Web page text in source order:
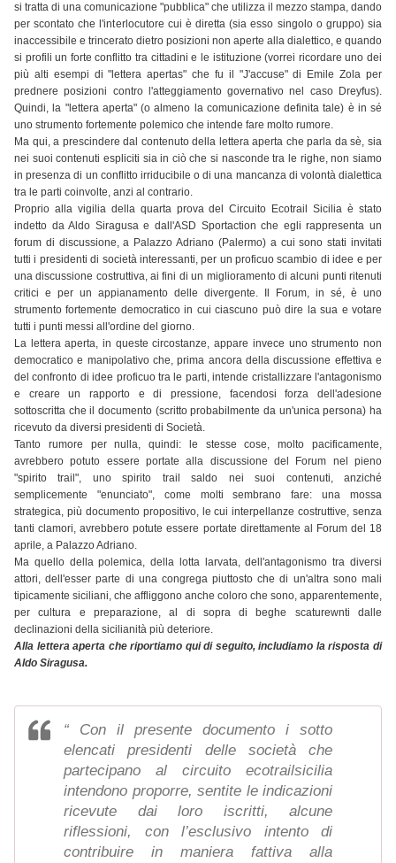
si tratta di una comunicazione "pubblica" che utilizza il mezzo stampa, dando
per scontato che l'interlocutore cui è diretta (sia esso singolo o gruppo) sia
inaccessibile e trincerato dietro posizioni non aperte alla dialettico, e quando
si profili un forte conflitto tra cittadini e le istituzione (vorrei ricordare uno dei
più alti esempi di "lettera apertas" che fu il "J'accuse" di Emile Zola per
prednere posizioni contro l'atteggiamento governativo nel caso Dreyfus).
Quindi, la "lettera aperta" (o almeno la comunicazione definita tale) è in sé
uno strumento fortemente polemico che intende fare molto rumore.
Ma qui, a prescindere dal contenuto della lettera aperta che parla da sè, sia
nei suoi contenuti espliciti sia in ciò che si nasconde tra le righe, non siamo
in presenza di un conflitto irriducibile o di una mancanza di volontà dialettica
tra le parti coinvolte, anzi al contrario.
Proprio alla vigilia della quarta prova del Circuito Ecotrail Sicilia è stato
indetto da Aldo Siragusa e dall'ASD Sportaction che egli rappresenta un
forum di discussione, a Palazzo Adriano (Palermo) a cui sono stati invitati
tutti i presidenti di società interessanti, per un proficuo scambio di idee e per
una discussione costruttiva, ai fini di un miglioramento di alcuni punti ritenuti
critici e per un appianamento delle divergente. Il Forum, in sé, è uno
strumento fortemente democratico in cui ciascuno può dire la sua e votare
tutti i punti messi all'ordine del giorno.
La lettera aperta, in queste circostanze, appare invece uno strumento non
democratico e manipolativo che, prima ancora della discussione effettiva e
del confronto di idee proficuo tra le parti, intende cristallizzare l'antagonismo
e creare un rapporto e di pressione, facendosi forza dell'adesione
sottoscritta che il documento (scritto probabilmente da un'unica persona) ha
ricevuto da diversi presidenti di Società.
Tanto rumore per nulla, quindi: le stesse cose, molto pacificamente,
avrebbero potuto essere portate alla discussione del Forum nel pieno
"spirito trail", uno spirito trail saldo nei suoi contenuti, anziché
semplicemente "enunciato", come molti sembrano fare: una mossa
strategica, più documento propositivo, le cui interpellanze costruttive, senza
tanti clamori, avrebbero potute essere portate direttamente al Forum del 18
aprile, a Palazzo Adriano.
Ma quello della polemica, della lotta larvata, dell'antagonismo tra diversi
attori, dell'esser parte di una congrega piuttosto che di un'altra sono mali
tipicamente siciliani, che affliggono anche coloro che sono, apparentemente,
per cultura e preparazione, al di sopra di beghe scaturewnti dalle
declinazioni della sicilianità più deteriore.
Alla lettera aperta che riportiamo qui di seguito, includiamo la risposta di
Aldo Siragusa.
“ Con il presente documento i sotto
elencati presidenti delle società che
partecipano al circuito ecotrailsicilia
intendono proporre, sentite le indicazioni
ricevute dai loro iscritti, alcune
riflessioni, con l’esclusivo intento di
contribuire in maniera fattiva alla